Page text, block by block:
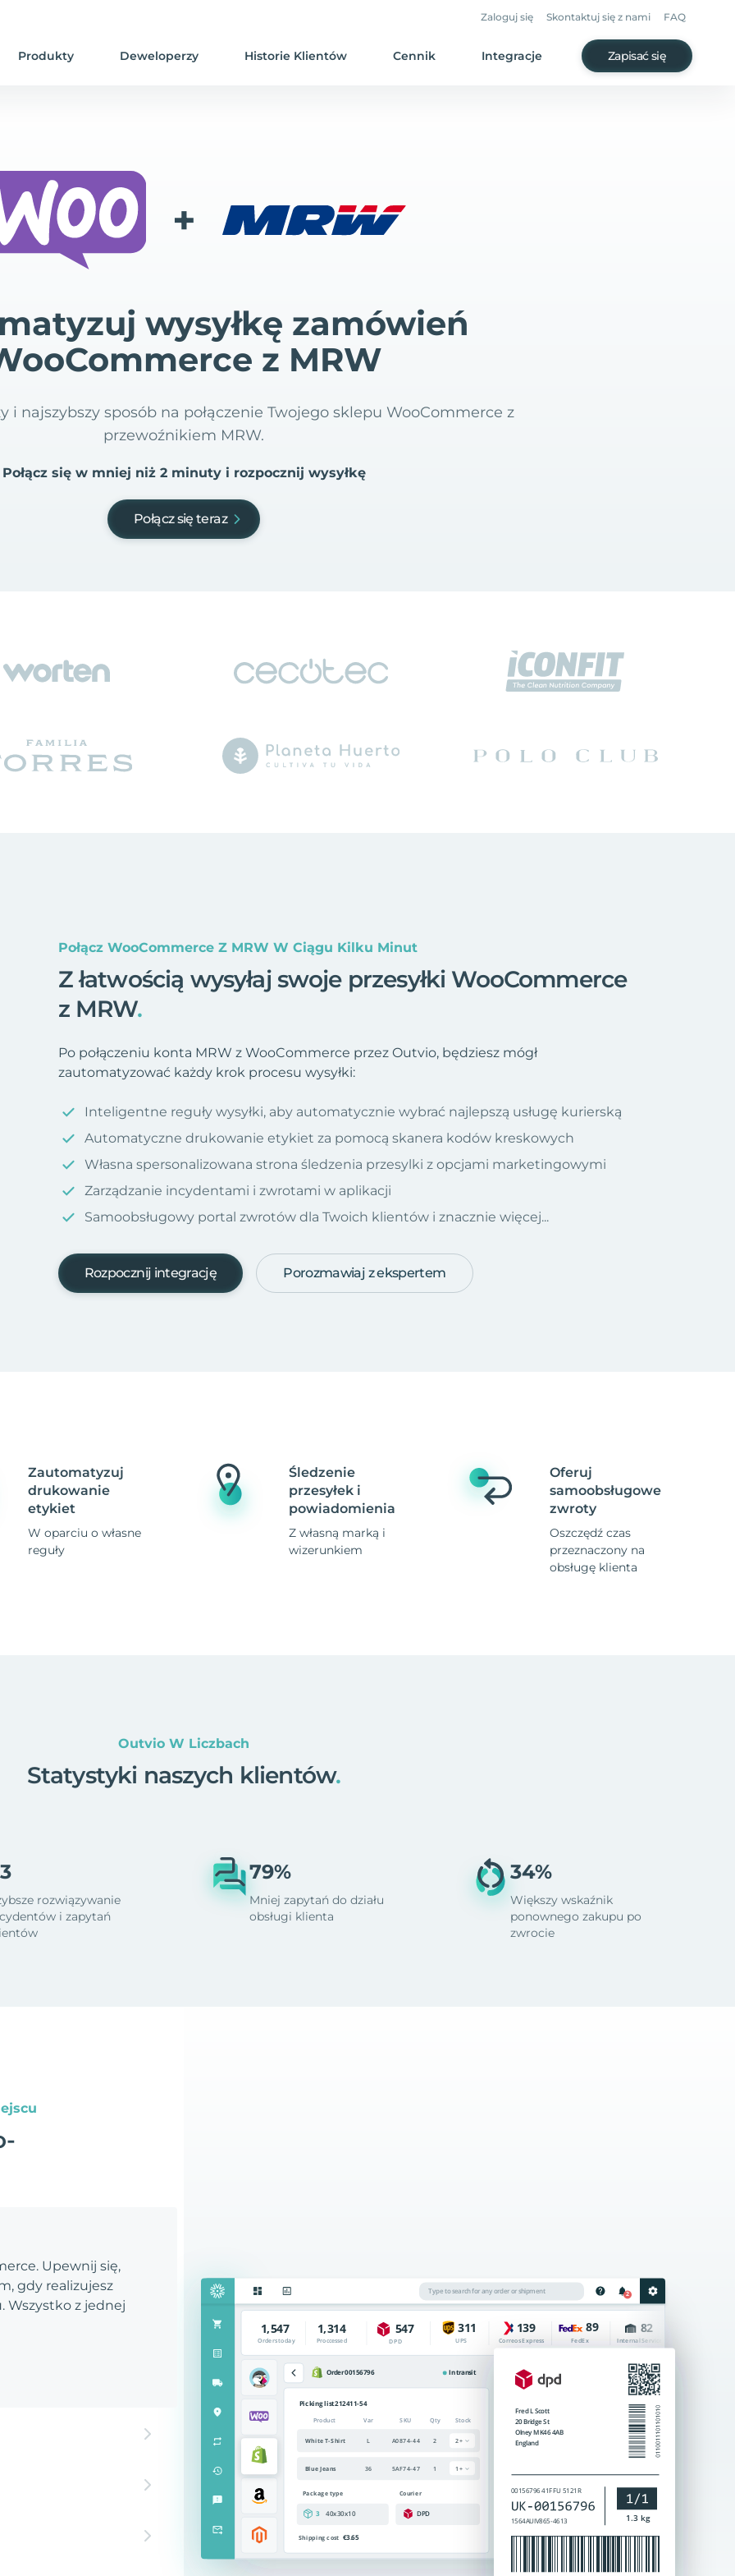
Zaloguj się Skontaktuj się z nami FAQ
Produkty Deweloperzy Historie Klientów Cennik Integracje Zapisać się
+
wysyłkę zamówień
z MRW
i najszybszy sposób na połączenie Twojego sklepu WooCommerce z
przewoźnikiem MRW.
Połącz się w mniej niż 2 minuty i rozpocznij wysyłkę
Połącz się teraz
Połącz WooCommerce Z MRW W Ciągu Kilku Minut
Z łatwością wysyłaj swoje przesyłki WooCommerce
z MRW.
Po połączeniu konta MRW z WooCommerce przez Outvio, będziesz mógł
zautomatyzować każdy krok procesu wysyłki:
Inteligentne reguły wysyłki, aby automatycznie wybrać najlepszą usługę kurierską
Automatyczne drukowanie etykiet za pomocą skanera kodów kreskowych
Własna spersonalizowana strona śledzenia przesylki z opcjami marketingowymi
Zarządzanie incydentami i zwrotami w aplikacji
Samoobsługowy portal zwrotów dla Twoich klientów i znacznie więcej...
Rozpocznij integrację Porozmawiaj z ekspertem
Zautomatyzuj
drukowanie
etykiet
W oparciu o własne
reguły
Śledzenie
przesyłek i
powiadomienia
Z własną marką i
wizerunkiem
Oferuj
samoobsługowe
zwroty
Oszczędź czas
przeznaczony na
obsługę klienta
Outvio W Liczbach
Statystyki naszych klientów.
rozwiązywanie
i zapytań
79%
Mniej zapytań do działu
obsługi klienta
34%
Większy wskaźnik
ponownego zakupu po
zwrocie
Upewnij się,
gdy realizujesz
Wszystko z jednej